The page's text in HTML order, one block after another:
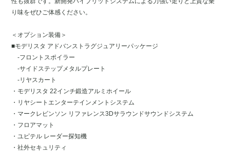
り味をぜひご体感ください。
＜オプション装備＞
■モデリスタ アドバンストラグジュアリーパッケージ
-フロントスポイラー
-サイドステップメタルプレート
-リヤスカート
・モデリスタ 22インチ鍛造アルミホイール
・リヤシートエンターテインメントシステム
・マークレビンソン リファレンス3Dサラウンドサウンドシステム
・フロアマット
・ユピテル レーダー探知機
・社外セキュリティ